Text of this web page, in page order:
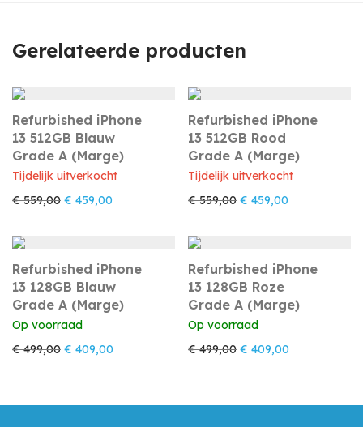
Gerelateerde producten
Refurbished iPhone
13 512GB Blauw
Grade A (Marge)
Tijdelijk uitverkocht
€559,00 Oorspronkelijke prijs was: € 559,00.
€ 459,00 Huidige prijs is: € 459,00.
Refurbished iPhone
13 512GB Rood
Grade A (Marge)
Tijdelijk uitverkocht
€559,00 Oorspronkelijke prijs
€ 459,00
Refurbished iPhone
13 128GB Blauw
Grade A (Marge)
Op voorraad
€499,00 Oorspronkelijke prijs was: € 499,00.
€ 409,00 Huidige prijs is: € 409,00.
Refurbished iPhone
13 128GB Roze
Grade A (Marge)
Op voorraad
€499,00 Oorspronkelijke prijs
€ 409,00